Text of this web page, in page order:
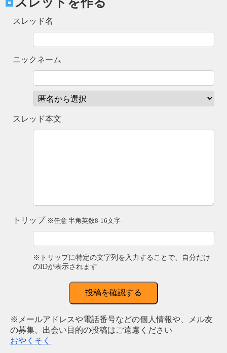
スレッド名
ニックネーム
スレッド本文
トリップ ※任意 半角英数8-16文字
※トリップに特定の文字列を入力することで、自分だけ
のIDが表示されます
投稿を確認する
※メールアドレスや電話番号などの個人情報や、メル友
の募集、出会い目的の投稿はご遠慮ください
おやくそく